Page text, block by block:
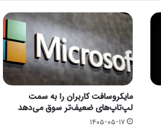
مایکروسافت کاربران را به سمت
لپ‌تاپ‌های ضعیف‌تر سوق می‌دهد
۱۴۰۵-۰۵-۱۷